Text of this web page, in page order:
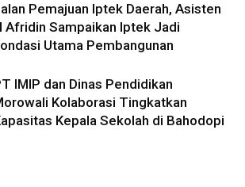
Pemajuan Iptek Daerah, Asisten
Afridin Sampaikan Iptek Jadi
Utama Pembangunan
IMIP dan Dinas Pendidikan
Kolaborasi Tingkatkan
Kepala Sekolah di Bahodopi